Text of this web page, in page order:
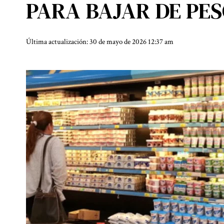
PARA BAJAR DE
Última actualización: 30 de mayo de 2026 12:37 am